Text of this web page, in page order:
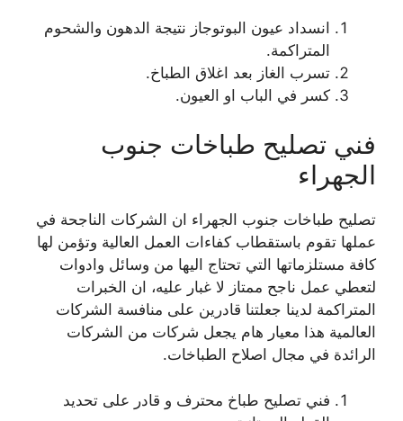
انسداد عيون البوتوجاز نتيجة الدهون والشحوم
المتراكمة.
تسرب الغاز بعد اغلاق الطباخ.
كسر في الباب او العيون.
فني تصليح طباخات جنوب
الجهراء
تصليح طباخات جنوب الجهراء ان الشركات الناجحة في
عملها تقوم باستقطاب كفاءات العمل العالية وتؤمن لها
كافة مستلزماتها التي تحتاج اليها من وسائل وادوات
لتعطي عمل ناجح ممتاز لا غبار عليه، ان الخبرات
المتراكمة لدينا جعلتنا قادرين على منافسة الشركات
العالمية هذا معيار هام يجعل شركات من الشركات
الرائدة في مجال اصلاح الطباخات.
فني تصليح طباخ محترف و قادر على تحديد